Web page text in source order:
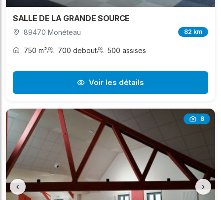
SALLE DE LA GRANDE SOURCE
89470 Monéteau 82 km
750 m² 700 debout 500 assises
Voir les détails
8
‹ ›